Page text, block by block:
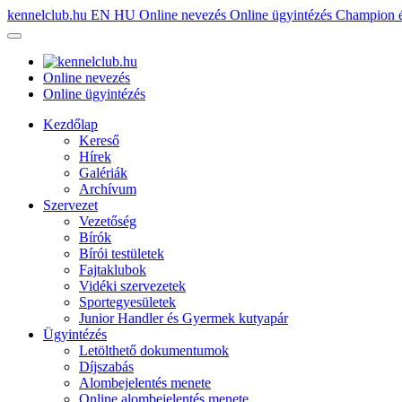
kennelclub.hu EN HU Online nevezés Online ügyintézés Champion
Online nevezés
Online ügyintézés
Kezdőlap
Kereső
Hírek
Galériák
Archívum
Szervezet
Vezetőség
Bírók
Bírói testületek
Fajtaklubok
Vidéki szervezetek
Sportegyesületek
Junior Handler és Gyermek kutyapár
Ügyintézés
Letölthető dokumentumok
Díjszabás
Alombejelentés menete
Online alombejelentés menete